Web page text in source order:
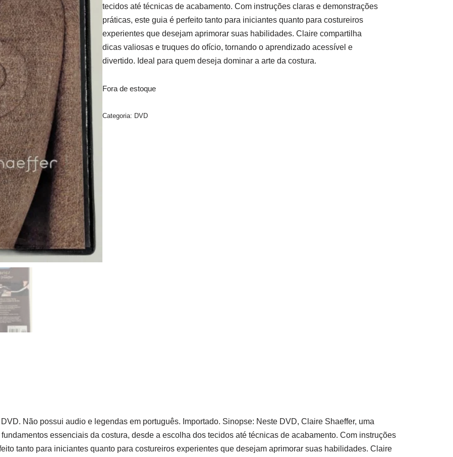
tecidos até técnicas de acabamento. Com instruções claras e demonstrações
práticas, este guia é perfeito tanto para iniciantes quanto para costureiros
experientes que desejam aprimorar suas habilidades. Claire compartilha
dicas valiosas e truques do ofício, tornando o aprendizado acessível e
divertido. Ideal para quem deseja dominar a arte da costura.
Fora de estoque
Categoria: DVD
Não possui audio e legendas em português. Importado. Sinopse: Neste DVD, Claire Shaeffer, uma
essenciais da costura, desde a escolha dos tecidos até técnicas de acabamento. Com instruções
tanto para iniciantes quanto para costureiros experientes que desejam aprimorar suas habilidades. Claire